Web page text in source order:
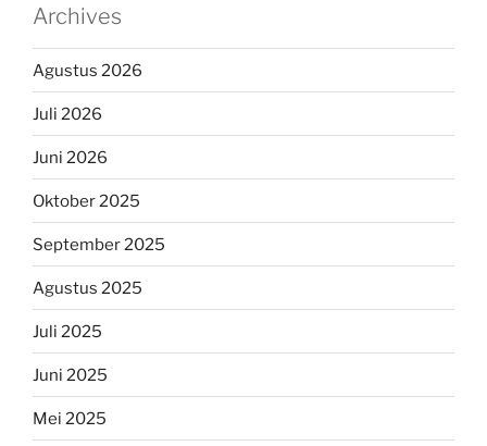
Archives
Agustus 2026
Juli 2026
Juni 2026
Oktober 2025
September 2025
Agustus 2025
Juli 2025
Juni 2025
Mei 2025